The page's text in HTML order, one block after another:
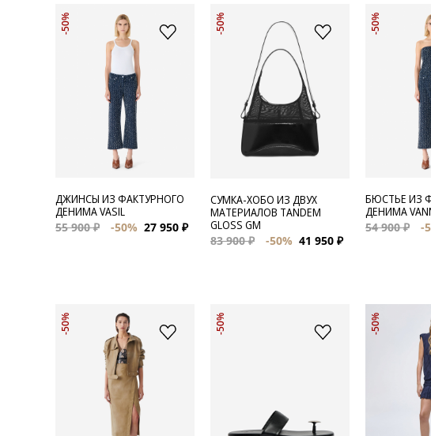
-50%
ДЖИНСЫ ИЗ ФАКТУРНОГО
ДЕНИМА VASIL
55 900 ₽
-50% 27 950 ₽
-50%
СУМКА-ХОБО ИЗ ДВУХ
МАТЕРИАЛОВ TANDEM
GLOSS GM
83 900 ₽
-50% 41 950 ₽
-50%
БЮСТЬЕ ИЗ
ДЕНИМА
54 900 ₽
-
-50% -50% -50%